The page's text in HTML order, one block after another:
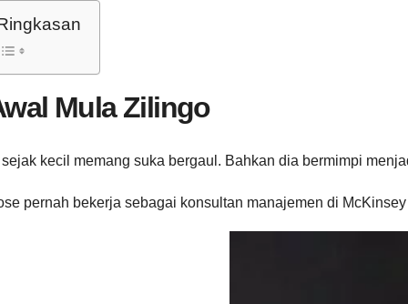
Mula Zilingo
kecil memang suka bergaul. Bahkan dia bermimpi
pernah bekerja sebagai konsultan manajemen di